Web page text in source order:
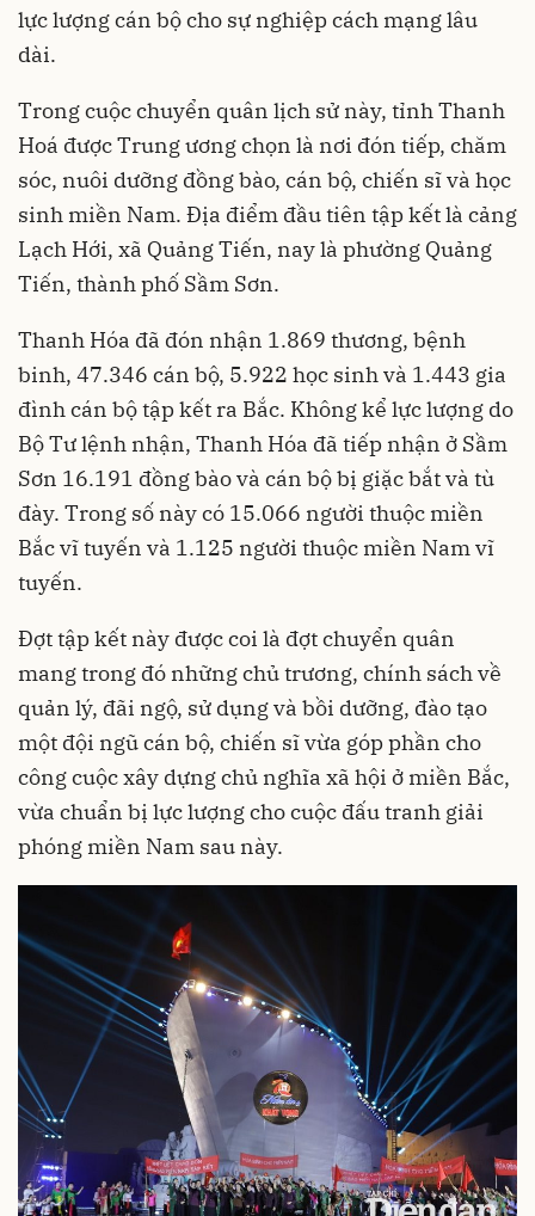
lực lượng cán bộ cho sự nghiệp cách mạng lâu
dài.
Trong cuộc chuyển quân lịch sử này, tỉnh Thanh
Hoá được Trung ương chọn là nơi đón tiếp, chăm
sóc, nuôi dưỡng đồng bào, cán bộ, chiến sĩ và học
sinh miền Nam. Địa điểm đầu tiên tập kết là cảng
Lạch Hới, xã Quảng Tiến, nay là phường Quảng
Tiến, thành phố Sầm Sơn.
Thanh Hóa đã đón nhận 1.869 thương, bệnh
binh, 47.346 cán bộ, 5.922 học sinh và 1.443 gia
đình cán bộ tập kết ra Bắc. Không kể lực lượng do
Bộ Tư lệnh nhận, Thanh Hóa đã tiếp nhận ở Sầm
Sơn 16.191 đồng bào và cán bộ bị giặc bắt và tù
đày. Trong số này có 15.066 người thuộc miền
Bắc vĩ tuyến và 1.125 người thuộc miền Nam vĩ
tuyến.
Đợt tập kết này được coi là đợt chuyển quân
mang trong đó những chủ trương, chính sách về
quản lý, đãi ngộ, sử dụng và bồi dưỡng, đào tạo
một đội ngũ cán bộ, chiến sĩ vừa góp phần cho
công cuộc xây dựng chủ nghĩa xã hội ở miền Bắc,
vừa chuẩn bị lực lượng cho cuộc đấu tranh giải
phóng miền Nam sau này.